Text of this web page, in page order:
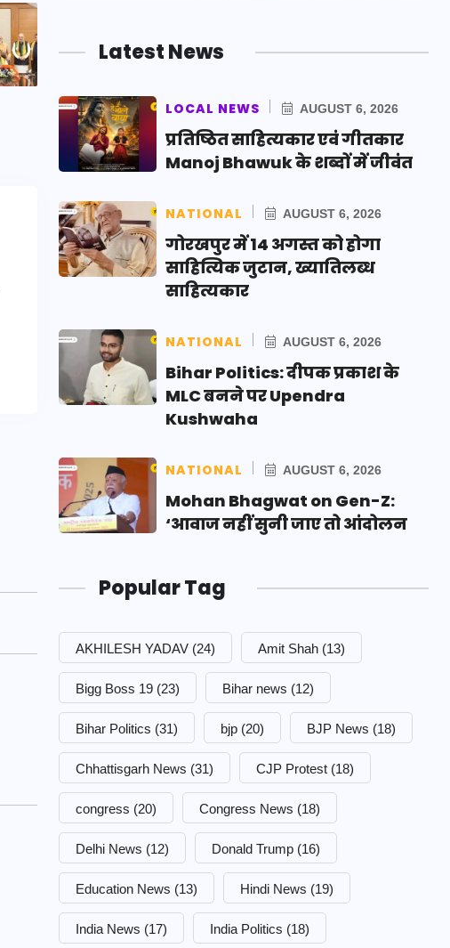
Latest News
LOCAL NEWS AUGUST 6, 2026
प्रतिष्ठित साहित्यकार एवं गीतकार
Manoj Bhawuk के शब्दों में जीवंत
NATIONAL AUGUST 6, 2026
गोरखपुर में 14 अगस्त को होगा
साहित्यिक जुटान, ख्यातिलब्ध
साहित्यकार
NATIONAL AUGUST 6, 2026
Bihar Politics: दीपक प्रकाश के
MLC बनने पर Upendra
Kushwaha
NATIONAL AUGUST 6, 2026
Mohan Bhagwat on Gen-Z:
‘आवाज नहीं सुनी जाए तो आंदोलन
Popular Tag
AKHILESH YADAV (24) Amit Shah (13)
Bigg Boss 19 (23) Bihar news (12)
Bihar Politics (31) bjp (20) BJP News (18)
Chhattisgarh News (31) CJP Protest (18)
congress (20) Congress News (18)
Delhi News (12) Donald Trump (16)
Education News (13) Hindi News (19)
India News (17) India Politics (18)